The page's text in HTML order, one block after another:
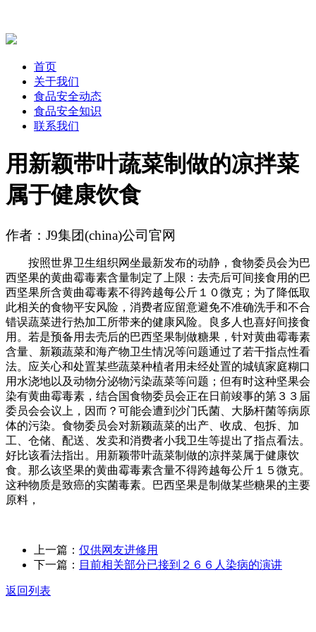
首页
关于我们
食品安全动态
食品安全知识
联系我们
用新颖带叶蔬菜制做的凉拌菜
属于健康饮食
作者：J9集团(china)公司官网
按照世界卫生组织网坐最新发布的动静，食物委员会为巴
西坚果的黄曲霉毒素含量制定了上限：去壳后可间接食用的巴
西坚果所含黄曲霉毒素不得跨越每公斤１０微克；为了降低取
此相关的食物平安风险，消费者应留意避免不准确洗手和不合
错误蔬菜进行热加工所带来的健康风险。良多人也喜好间接食
用。若是预备用去壳后的巴西坚果制做糖果，针对黄曲霉毒素
含量、新颖蔬菜和海产物卫生情况等问题通过了若干指点性看
法。应关心和处置某些蔬菜种植者用未经处置的城镇家庭糊口
用水浇地以及动物分泌物污染蔬菜等问题；但有时这种坚果会
染有黄曲霉毒素，结合国食物委员会正在日前竣事的第３３届
委员会会议上，因而？可能会遭到沙门氏菌、大肠杆菌等病原
体的污染。食物委员会对新颖蔬菜的出产、收成、包拆、加
工、仓储、配送、发卖和消费者小我卫生等提出了指点看法。
好比该看法指出。用新颖带叶蔬菜制做的凉拌菜属于健康饮
食。那么该坚果的黄曲霉毒素含量不得跨越每公斤１５微克。
这种物质是致癌的实菌毒素。巴西坚果是制做某些糖果的主要
原料，
上一篇： 仅供网友进修用
下一篇： 目前相关部分已接到２６６人染病的演讲
返回列表